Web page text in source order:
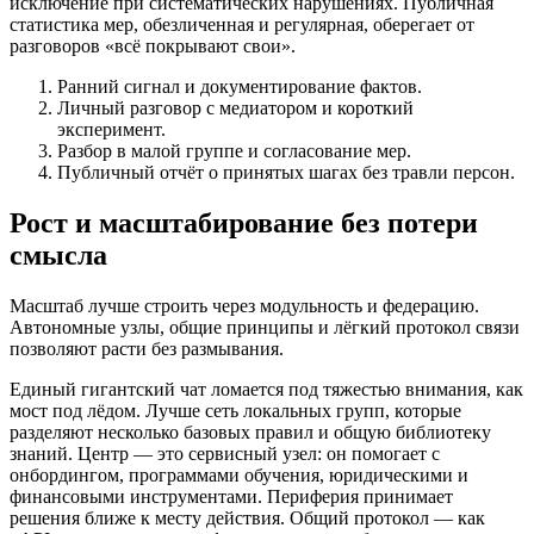
статистика мер, обезличенная и регулярная, оберегает от
разговоров «всё покрывают свои».
Ранний сигнал и документирование фактов.
Личный разговор с медиатором и короткий
эксперимент.
Разбор в малой группе и согласование мер.
Публичный отчёт о принятых шагах без травли персон.
Рост и масштабирование без потери
смысла
Масштаб лучше строить через модульность и федерацию.
Автономные узлы, общие принципы и лёгкий протокол связи
позволяют расти без размывания.
Единый гигантский чат ломается под тяжестью внимания, как
мост под лёдом. Лучше сеть локальных групп, которые
разделяют несколько базовых правил и общую библиотеку
знаний. Центр — это сервисный узел: он помогает с
онбордингом, программами обучения, юридическими и
финансовыми инструментами. Периферия принимает
решения ближе к месту действия. Общий протокол — как